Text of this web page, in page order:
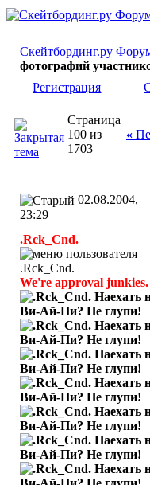
Скейтбординг.ру
фотографий
Регистрация
Страница
100 из
1703
«
02.08.2004,
23:29
.Rck_Cnd.
We're approval junkies.